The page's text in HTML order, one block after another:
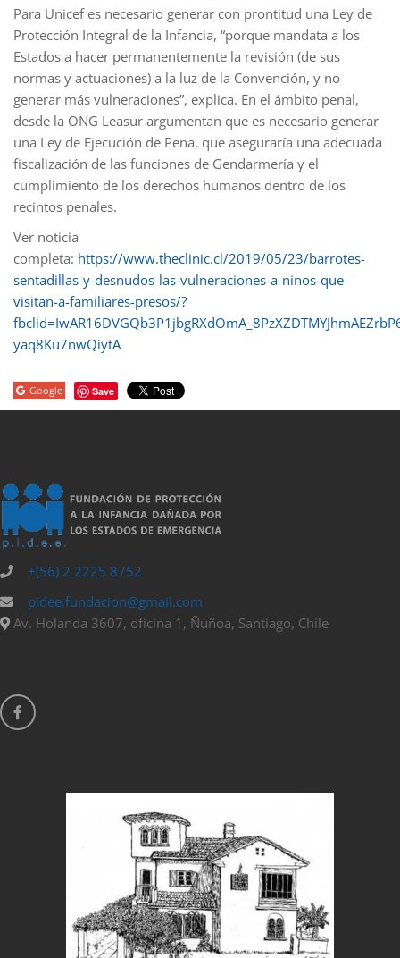
Para Unicef es necesario generar con prontitud una Ley de
Protección Integral de la Infancia, “porque mandata a los
Estados a hacer permanentemente la revisión (de sus
normas y actuaciones) a la luz de la Convención, y no
generar más vulneraciones”, explica. En el ámbito penal,
desde la ONG Leasur argumentan que es necesario generar
una Ley de Ejecución de Pena, que aseguraría una adecuada
fiscalización de las funciones de Gendarmería y el
cumplimiento de los derechos humanos dentro de los
recintos penales.
Ver noticia
completa: https://www.theclinic.cl/2019/05/23/barrotes-
sentadillas-y-desnudos-las-vulneraciones-a-ninos-que-
visitan-a-familiares-presos/?
yaq8Ku7nwQiytA
Google Save
+(56) 2 2225 8752
pidee.fundacion@gmail.com
Av. Holanda 3607, oficina 1, Ñuñoa, Santiago, Chile